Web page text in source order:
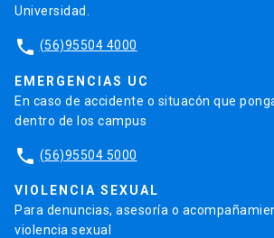
Universidad.
phone (56)95504 4000
EMERGENCIAS UC
En caso de accidente o situacón que
dentro de los campus
phone (56)95504 5000
VIOLENCIA SEXUAL
Para denuncias, asesoría o
violencia sexual